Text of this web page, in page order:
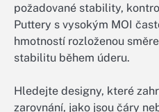
požadované stability,
Puttery s vysokým MOI
hmotností rozloženou
stabilitu během úderu.
Hledejte designy, které
zarovnání, jako jsou čáry